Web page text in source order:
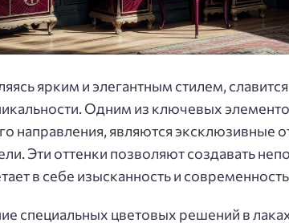
ярким и элегантным стилем,
Одним из ключевых
направления, являются эксклюзивные
Эти оттенки позволяют создавать
в себе изысканность и
специальных цветовых решений в